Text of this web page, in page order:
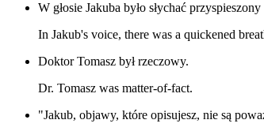
W głosie Jakuba było słychać
In Jakub's voice, there was a quickened
Doktor Tomasz był rzeczowy.
Dr. Tomasz was matter-of-fact.
"Jakub, objawy, które opisujesz, nie są